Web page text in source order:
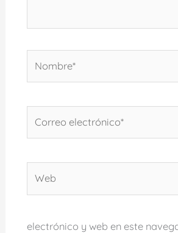
electrónico*
electrónico y web en este